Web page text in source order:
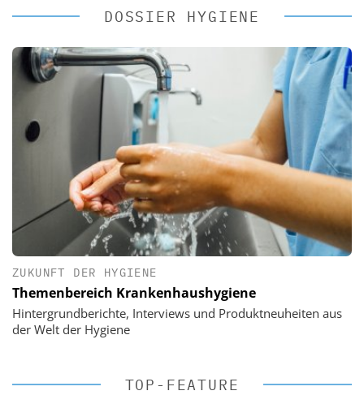
DOSSIER HYGIENE
ZUKUNFT DER HYGIENE
Themenbereich Krankenhaushygiene
Hintergrundberichte, Interviews und Produktneuheiten aus
der Welt der Hygiene
TOP-FEATURE